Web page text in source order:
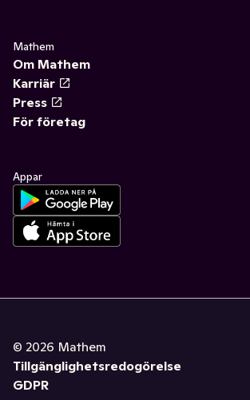
Mathem
Om Mathem
Karriär
Press
För företag
Appar
© 2026 Mathem
Tillgänglighetsredogörelse
GDPR